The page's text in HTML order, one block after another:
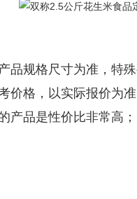
品规格尺寸为准，特殊
价格，以实际报价为准
产品是性价比非常高；